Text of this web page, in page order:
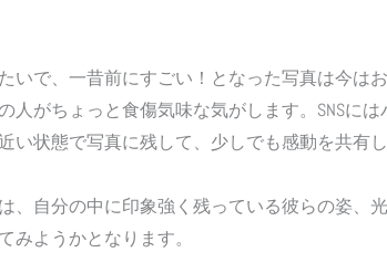
で、一昔前にすごい！となった写真は今は
がちょっと食傷気味な気がします。SNSに
状態で写真に残して、少しでも感動を共有
自分の中に印象強く残っている彼らの姿、
ようかとなります。